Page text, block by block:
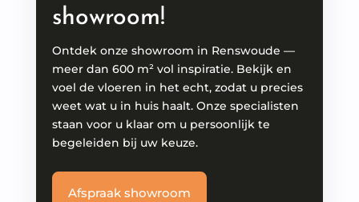
showroom!
Ontdek onze showroom in Renswoude —
meer dan 600 m² vol inspiratie. Bekijk en
voel de vloeren in het echt, zodat u precies
weet wat u in huis haalt. Onze specialisten
staan voor u klaar om u persoonlijk te
begeleiden bij uw keuze.
Afspraak showroom